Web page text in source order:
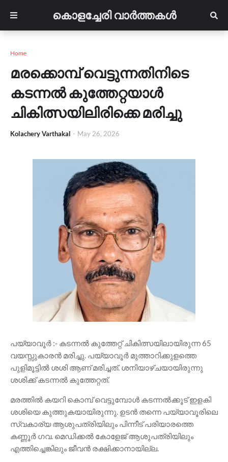
കൊളച്ചേരി വാർത്തകൾ
Home
മരക്കൊമ്പ് വെട്ടുന്നതിനിടെ
കടന്നൽ കുത്തേറ്റയാൾ
ചികിത്സയിലിരിക്കെ മരിച്ചു
Kolachery Varthakal - May 26, 2026
പയ്യാവൂർ :- കടന്നൽ കുത്തേറ്റ് ചികിത്സയിലായിരുന്ന 65
വയസ്സുകാരൻ മരിച്ചു. പയ്യാവൂർ മുത്താറിക്കുളത്തെ
പുളിമൂട്ടിൽ ശശി ആണ് മരിച്ചത്. ശനിയാഴ്‌ചയായിരുന്നു
ശശിക്ക് കടന്നൽ കുത്തേറ്റത്.
മരത്തിൽ കയറി കൊമ്പ് വെട്ടുമ്പോൾ കടന്നൽക്കൂട് ഇളകി
ശശിയെ കുത്തുകയായിരുന്നു. ഉടൻ തന്നെ പയ്യാവൂരിലെ
സ്വകാര്യ ആശുപത്രിയിലും പിന്നീട് പരിയാരത്തെ
കണ്ണൂർ ഗവ. മെഡിക്കൽ കോളേജ് ആശുപത്രിയിലും
എത്തിച്ചെങ്കിലും ജീവൻ രക്ഷിക്കാനായില്ല.